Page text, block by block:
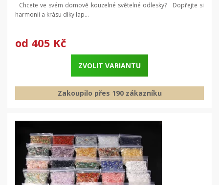
Chcete ve svém domově kouzelné světelné odlesky? Dopřejte si
harmonii a krásu díky lap...
od 405 Kč
ZVOLIT VARIANTU
Zakoupilo přes 190 zákazníku